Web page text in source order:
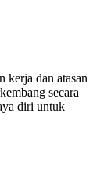
kerja dan atasan
secara
diri untuk